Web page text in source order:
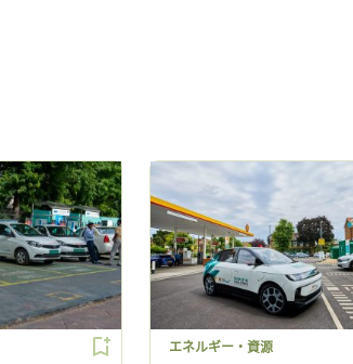
エネルギー・資源